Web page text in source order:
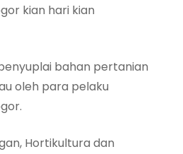
kian hari kian
bahan pertanian
oleh para pelaku
Hortikultura dan